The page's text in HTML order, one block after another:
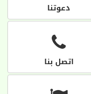
دعوتنا
اتصل بنا